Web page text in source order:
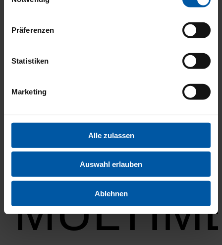
Präferenzen
Statistiken
Marketing
Alle zulassen
Auswahl erlauben
Ablehnen